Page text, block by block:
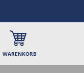
WARENKORB